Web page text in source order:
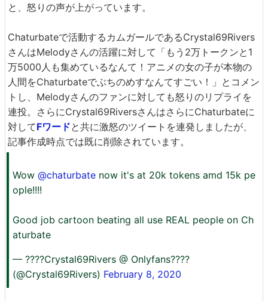
と、怒りの声が上がっています。
Chaturbateで活動するカムガールであるCrystal69Rivers
さんはMelodyさんの活躍に対して「もう2万トークンと1
万5000人も集めているなんて！アニメの女の子が本物の
人間をChaturbateでぶちのめすなんてすごい！」とコメン
トし、Melodyさんのファンに対しても怒りのリプライを
連投。さらにCrystal69RiversさんはさらにChaturbateに
対してFワードと共に激怒のツイートを連発しましたが、
記事作成時点では既に削除されています。
Wow @chaturbate now it's at 20k tokens amd 15k pe
ople!!!!
Good job cartoon beating all use REAL people on Ch
aturbate
— ????Crystal69Rivers @ Onlyfans????
(@Crystal69Rivers) February 8, 2020